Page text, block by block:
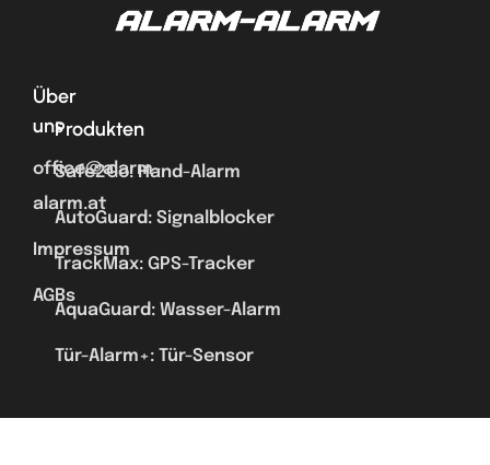
Über
uns
office@alarm-
alarm.at
Impressum
AGBs
Produkten
Safe2Go: Hand-Alarm
AutoGuard: Signalblocker
TrackMax: GPS-Tracker
AquaGuard: Wasser-Alarm
Tür-Alarm+: Tür-Sensor